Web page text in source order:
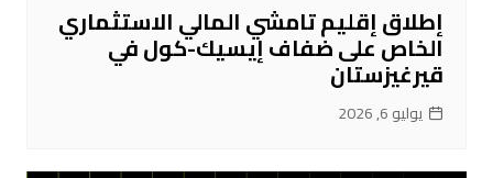
إطلاق إقليم تامشي المالي الاستثماري
الخاص على ضفاف إيسيك-كول في
قيرغيزستان
يوليو 6, 2026